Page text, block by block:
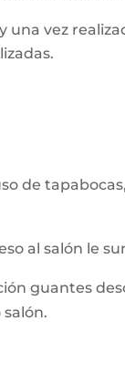
una vez
de
al salón le
guantes